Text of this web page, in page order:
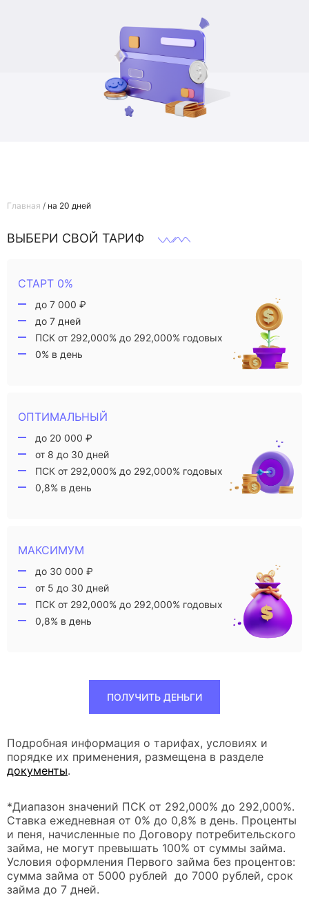
Главная / на 20 дней
ВЫБЕРИ СВОЙ ТАРИФ
СТАРТ 0%
до 7 000 ₽
до 7 дней
ПСК от 292,000% до 292,000% годовых
0% в день
ОПТИМАЛЬНЫЙ
до 20 000 ₽
от 8 до 30 дней
ПСК от 292,000% до 292,000% годовых
0,8% в день
МАКСИМУМ
до 30 000 ₽
от 5 до 30 дней
ПСК от 292,000% до 292,000% годовых
0,8% в день
ПОЛУЧИТЬ ДЕНЬГИ
Подробная информация о тарифах, условиях и
порядке их применения, размещена в разделе
документы.
*Диапазон значений ПСК от 292,000% до 292,000%.
Ставка ежедневная от 0% до 0,8% в день. Проценты
и пеня, начисленные по Договору потребительского
займа, не могут превышать 100% от суммы займа.
Условия оформления Первого займа без процентов:
сумма займа от 5000 рублей до 7000 рублей, срок
займа до 7 дней.